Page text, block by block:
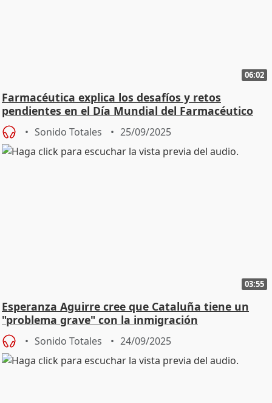
06:02
Farmacéutica explica los desafíos y retos
pendientes en el Día Mundial del Farmacéutico
Sonido Totales 25/09/2025
03:55
Esperanza Aguirre cree que Cataluña tiene un
"problema grave" con la inmigración
Sonido Totales 24/09/2025